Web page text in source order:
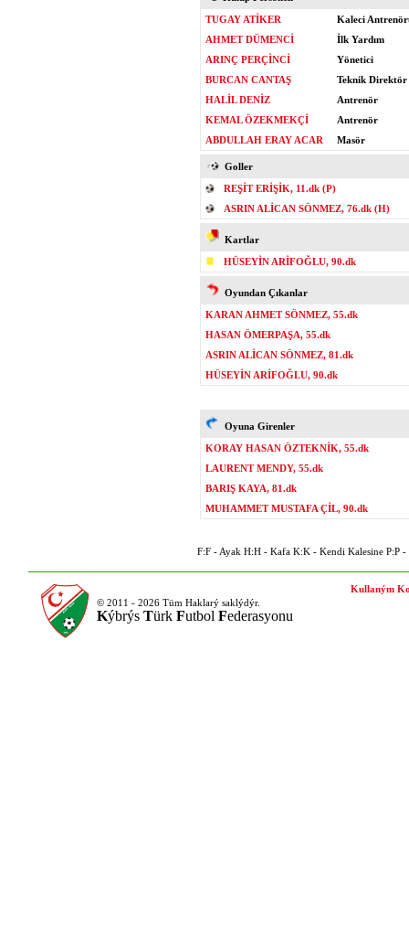
TUGAY ATİKER
Kaleci
AHMET DÜMENCİ
İlk Yardım
ARINÇ PERÇİNCİ
Yönetici
BURCAN CANTAŞ
Teknik Direktör
HALİL DENİZ
Antrenör
KEMAL ÖZEKMEKÇİ
Antrenör
ABDULLAH ERAY ACAR
Masör
Goller
REŞİT ERİŞİK, 11.dk (P)
ASRIN ALİCAN SÖNMEZ, 76.dk (H)
Kartlar
HÜSEYİN ARİFOĞLU, 90.dk
Oyundan Çıkanlar
KARAN AHMET SÖNMEZ, 55.dk
HASAN ÖMERPAŞA, 55.dk
ASRIN ALİCAN SÖNMEZ, 81.dk
HÜSEYİN ARİFOĞLU, 90.dk
Oyuna Girenler
KORAY HASAN ÖZTEKNİK, 55.dk
LAURENT MENDY, 55.dk
BARIŞ KAYA, 81.dk
MUHAMMET MUSTAFA ÇİL, 90.dk
F:F - Ayak H:H - Kafa K:K - Kendi Kalesine P:P -
© 2011 - 2026 Tüm Haklarý saklýdýr.
Kýbrýs Türk Futbol Federasyonu
Kullaným